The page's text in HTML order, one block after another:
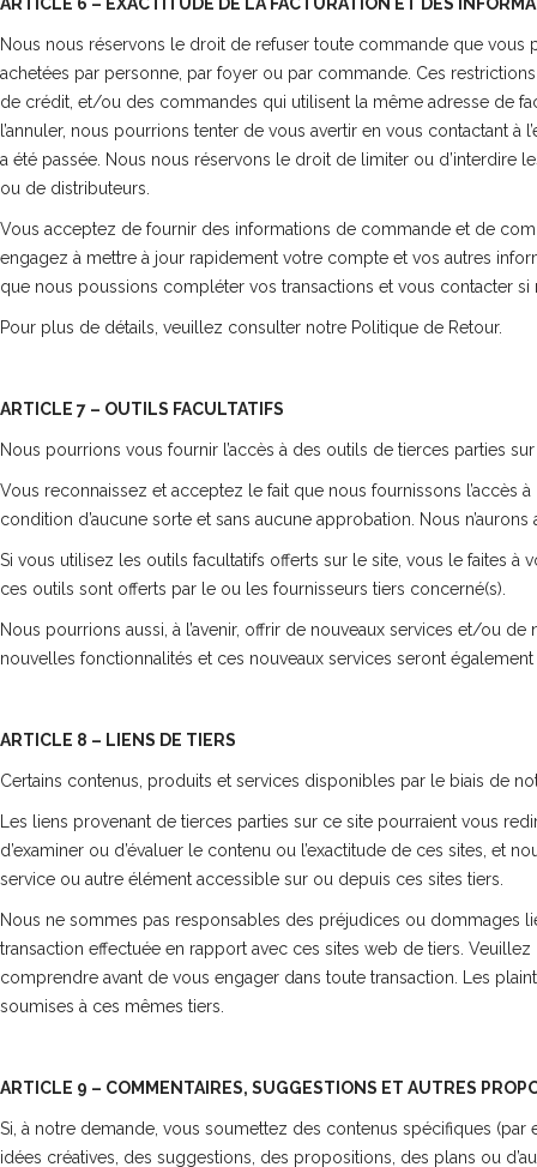
Nous nous réservons le droit de refuser toute commande que
achetées par personne, par foyer ou par commande. Ces
de crédit, et/ou des commandes qui utilisent la même adresse de
l’annuler, nous pourrions tenter de vous avertir en vous contactant
a été passée. Nous nous réservons le droit de limiter ou d’interdire
ou de distributeurs.
Vous acceptez de fournir des informations de commande et de
engagez à mettre à jour rapidement votre compte et vos autres
que nous poussions compléter vos transactions et vous contacter si
Pour plus de détails, veuillez consulter notre Politique de Retour.
ARTICLE 7 – OUTILS FACULTATIFS
Nous pourrions vous fournir l’accès à des outils de tierces parties
Vous reconnaissez et acceptez le fait que nous fournissons l’accès
condition d’aucune sorte et sans aucune approbation. Nous
Si vous utilisez les outils facultatifs offerts sur le site, vous le faites
ces outils sont offerts par le ou les fournisseurs tiers concerné(s).
Nous pourrions aussi, à l’avenir, offrir de nouveaux services et/ou
nouvelles fonctionnalités et ces nouveaux services seront
ARTICLE 8 – LIENS DE TIERS
Certains contenus, produits et services disponibles par le biais de
Les liens provenant de tierces parties sur ce site pourraient vous
d’examiner ou d’évaluer le contenu ou l’exactitude de ces sites, et
service ou autre élément accessible sur ou depuis ces sites tiers.
Nous ne sommes pas responsables des préjudices ou dommages
transaction effectuée en rapport avec ces sites web de tiers.
comprendre avant de vous engager dans toute transaction. Les
soumises à ces mêmes tiers.
ARTICLE 9 – COMMENTAIRES, SUGGESTIONS ET AUTRES
Si, à notre demande, vous soumettez des contenus spécifiques
idées créatives, des suggestions, des propositions, des plans ou